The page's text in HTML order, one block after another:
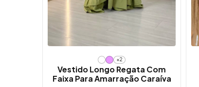
+2
Vestido Longo Regata Com
Faixa Para Amarração Caraíva